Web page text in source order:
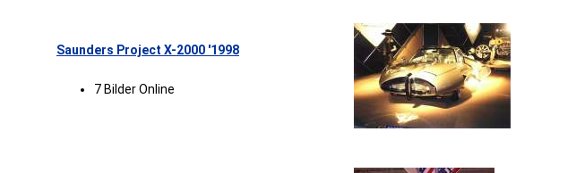
Saunders Project X-2000 '1998
7 Bilder Online